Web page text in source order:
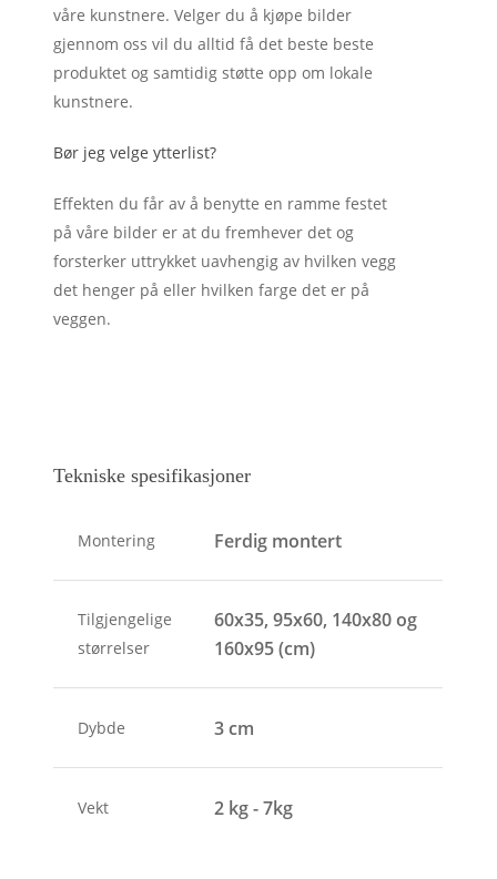
våre kunstnere. Velger du å kjøpe bilder
gjennom oss vil du alltid få det beste beste
produktet og samtidig støtte opp om lokale
kunstnere.
Bør jeg velge ytterlist?
Effekten du får av å benytte en ramme festet
på våre bilder er at du fremhever det og
forsterker uttrykket uavhengig av hvilken vegg
det henger på eller hvilken farge det er på
veggen.
Tekniske spesifikasjoner
Montering Ferdig montert
Tilgjengelige
størrelser
60x35, 95x60, 140x80 og
160x95 (cm)
Dybde 3 cm
Vekt 2 kg - 7kg